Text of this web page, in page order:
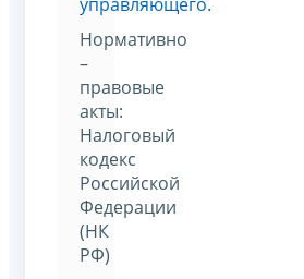
Нормативно
–
правовые
акты:
Налоговый
кодекс
Российской
Федерации
(НК
РФ)